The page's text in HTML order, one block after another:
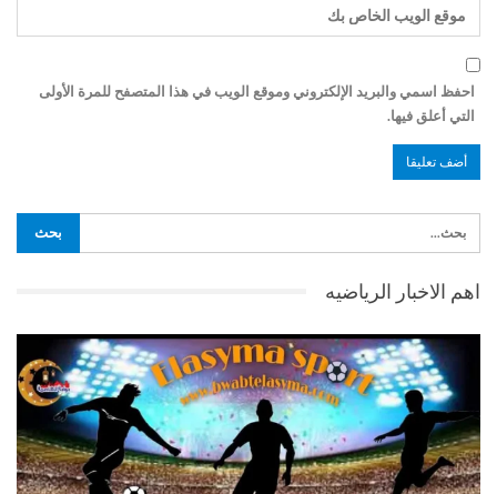
احفظ اسمي والبريد الإلكتروني وموقع الويب في هذا المتصفح للمرة الأولى
التي أعلق فيها.
اهم الاخبار الرياضيه